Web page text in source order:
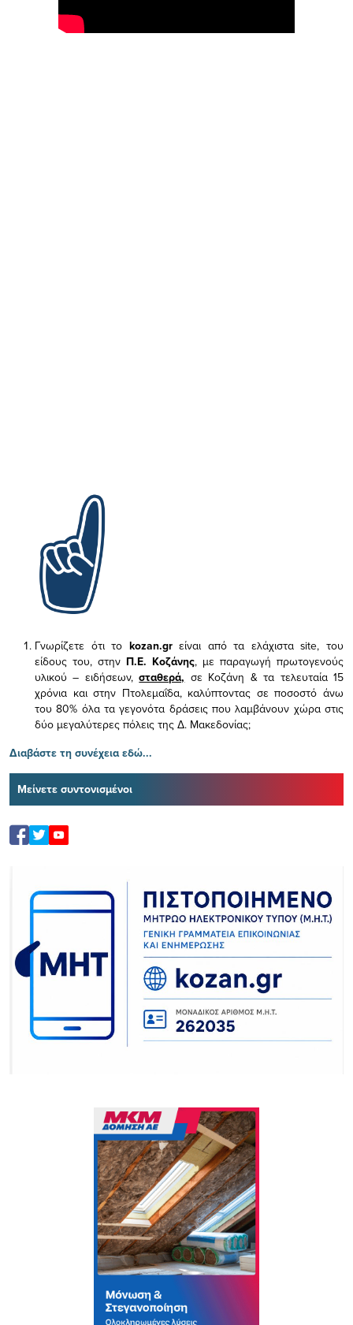
Γνωρίζετε ότι το kozan.gr είναι από τα ελάχισταsite, του
είδους του, στην Π.Ε. Κοζάνης, με παραγωγή πρωτογενούς
υλικού – ειδήσεων,σταθερά, σε Κοζάνη & τα τελευταία 15
χρόνια και στην Πτολεμαΐδα, καλύπτοντας σε ποσοστό άνω
του 80% όλα τα γεγονότα δράσεις που λαμβάνουν χώρα στις
δύο μεγαλύτερες πόλεις της Δ. Μακεδονίας;
Διαβάστε τη συνέχεια εδώ...
Μείνετε συντονισμένοι